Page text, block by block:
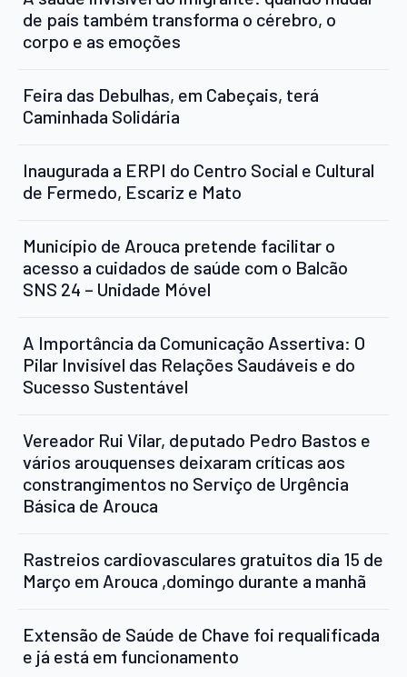
de país também transforma o cérebro, o
corpo e as emoções
Feira das Debulhas, em Cabeçais, terá
Caminhada Solidária
Inaugurada a ERPI do Centro Social e Cultural
de Fermedo, Escariz e Mato
Município de Arouca pretende facilitar o
acesso a cuidados de saúde com o Balcão
SNS 24 – Unidade Móvel
A Importância da Comunicação Assertiva: O
Pilar Invisível das Relações Saudáveis e do
Sucesso Sustentável
Vereador Rui Vilar, deputado Pedro Bastos e
vários arouquenses deixaram críticas aos
constrangimentos no Serviço de Urgência
Básica de Arouca
Rastreios cardiovasculares gratuitos dia 15 de
Março em Arouca ,domingo durante a manhã
Extensão de Saúde de Chave foi requalificada
e já está em funcionamento